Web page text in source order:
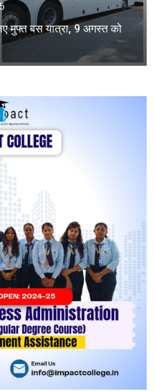
मुफ्त बस यात्रा, 9 अगस्त को